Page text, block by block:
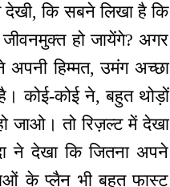
देखी, कि सबने लिखा है कि
हो जायेंगे? अगर
अपनी हिम्मत, उमंग अच्छा
कोई-कोई ने, बहुत थोड़ों
जाओ। तो रिज़ल्ट में देखा
ने देखा कि जितना अपने
के प्लैन भी बहुत फास्ट